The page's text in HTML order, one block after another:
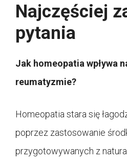
Najczęściej
pytania
Jak homeopatia wpływa
reumatyzmie?
Homeopatia stara się
poprzez zastosowanie
przygotowywanych z